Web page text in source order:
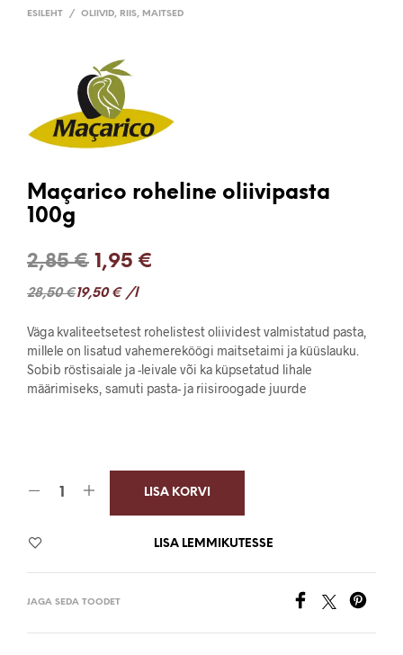
ESILEHT / OLIIVID, RIIS, MAITSED
Maçarico roheline oliivipasta
100g
2,85€ Algne
hind
2,85 €.
1,95 €
1,95 €.
28,50€19,50€ /l
Väga kvaliteetsetest rohelistest oliividest valmistatud pasta,
millele on lisatud vahemereköögi maitsetaimi ja küüslauku.
Sobib röstisaiale ja -leivale või ka küpsetatud lihale
määrimiseks, samuti pasta- ja riisiroogade juurde
LISA KORVI
LISA LEMMIKUTESSE
JAGA SEDA TOODET